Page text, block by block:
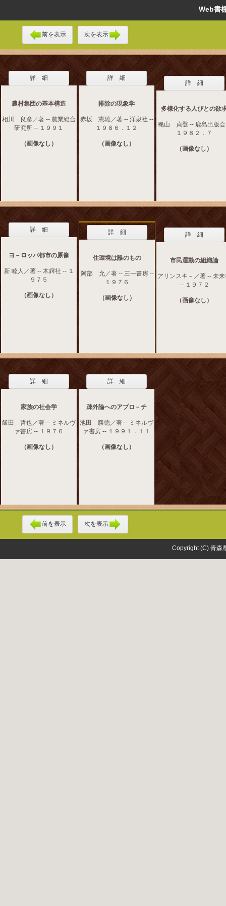
Web
前を表示 次を表示
詳 細
農村集団の基本構造
相川 良彦／著 -- 農業総合
研究所 -- １９９１
（画像なし）
詳 細
排除の現象学
赤坂 憲雄／著 -- 洋泉社 --
１９８６．１２
（画像なし）
詳 細
多様化する人びとの欲
穐山 貞登 -- 鹿島出版会
１９８２．７
（画像なし）
詳 細
ヨ－ロッパ都市の原像
新 睦人／著 -- 木鐸社 -- １
９７５
（画像なし）
詳 細
住環境は誰のもの
阿部 允／著 -- 三一書房 --
１９７６
（画像なし）
詳 細
市民運動の組織論
アリンスキ－／著 -- 未
-- １９７２
（画像なし）
詳 細
家族の社会学
飯田 哲也／著 -- ミネルヴ
ァ書房 -- １９７６
（画像なし）
詳 細
疎外論へのアプロ－チ
池田 勝徳／著 -- ミネルヴ
ァ書房 -- １９９１．１１
（画像なし）
前を表示 次を表示
Copyright (C) 青森